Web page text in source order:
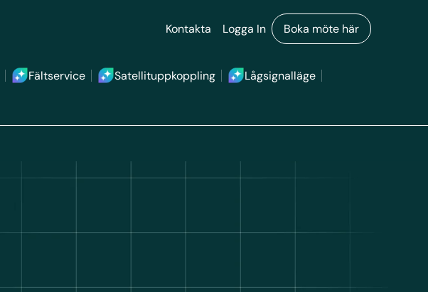
Kontakta Logga In Boka möte här
Fältservice Satellituppkoppling Lågsignalläge